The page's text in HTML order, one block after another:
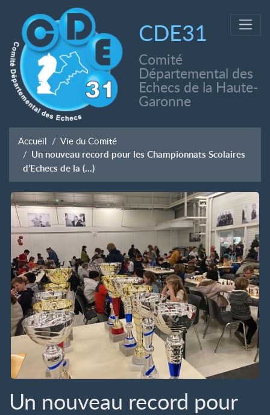
CDE31
Comité
Départemental des
Echecs de la Haute-
Garonne
Accueil Vie du Comité
Un nouveau record pour les Championnats Scolaires
d’Echecs de la (…)
Un nouveau record pour